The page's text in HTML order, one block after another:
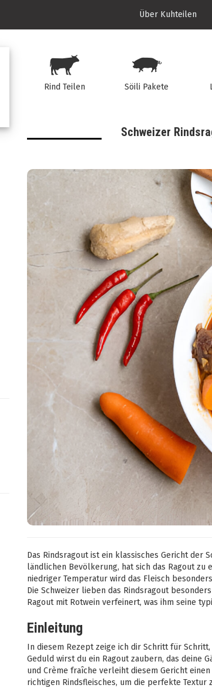
Über Kuhteilen
Rind Teilen Söili Pakete
Schweizer
Das Rindsragout ist ein klassisches Gericht der
ländlichen Bevölkerung, hat sich das Ragout
niedriger Temperatur wird das Fleisch
Die Schweizer lieben das Rindsragout
Ragout mit Rotwein verfeinert, was ihm seine
Einleitung
In diesem Rezept zeige ich dir Schritt für
Geduld wirst du ein Ragout zaubern, das deine
und Crème fraîche verleiht diesem Gericht
richtigen Rindsfleisches, um die perfekte Textur